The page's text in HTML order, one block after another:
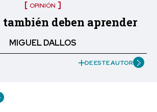
OPINIÓN
también deben aprender
MIGUEL DALLOS
DE ESTE AUTOR